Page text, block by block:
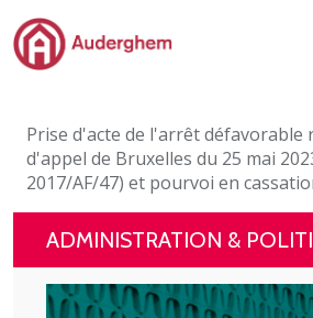
Passer au contenu principal
Événements et vie associative
eGuichet
Vivre à Auderghem
En 1 clic
Prise d'acte de l'arrêt défavorable
d'appel de Bruxelles du 25 mai
2017/AF/47) et pourvoi en
ADMINISTRATION &